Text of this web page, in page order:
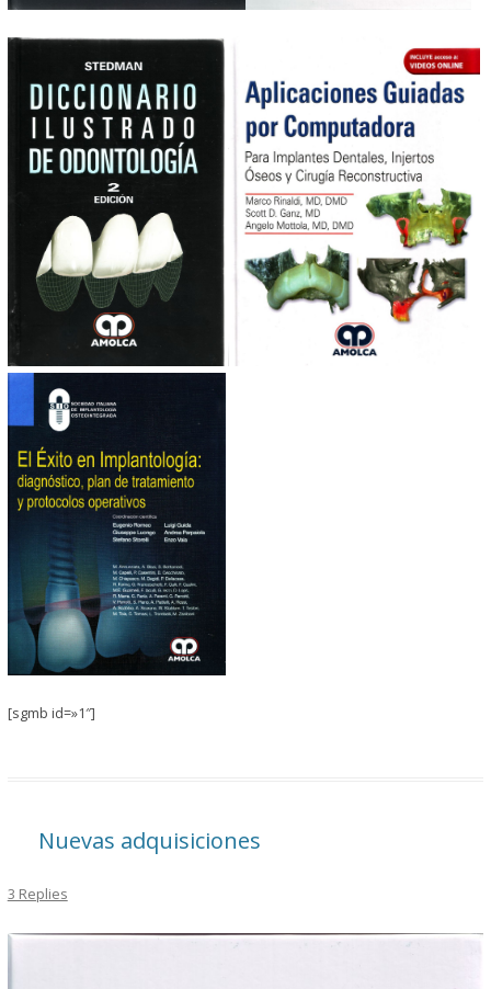
[sgmb id=»1″]
Nuevas adquisiciones
3 Replies